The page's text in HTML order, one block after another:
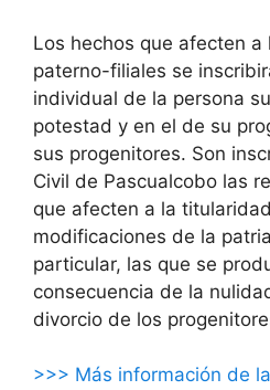
Los hechos que afecten a
paterno-filiales se
individual de la persona
potestad y en el de su
sus progenitores. Son
Civil de Pascualcobo las
que afecten a la
modificaciones de la
particular, las que se
consecuencia de la
divorcio de los
>>> Más información de